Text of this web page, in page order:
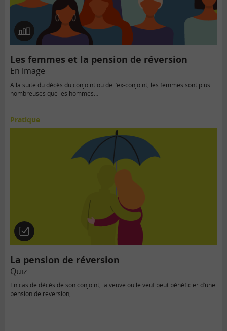
En
image
Les femmes et la pension de réversion
En image
A la suite du décès du conjoint ou de l’ex-conjoint, les femmes sont plus
nombreuses que les hommes…
Pratique
Quiz
La pension de réversion
Quiz
En cas de décès de son conjoint, la veuve ou le veuf peut bénéficier d’une
pension de réversion,…